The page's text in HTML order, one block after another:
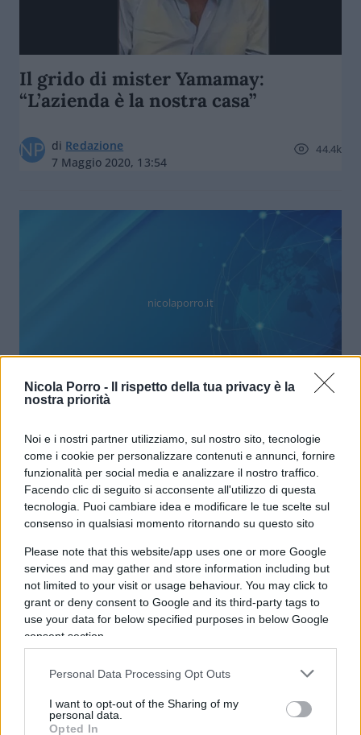
Nicola Porro -
Il rispetto della tua privacy è la
nostra priorità
Noi e i nostri partner utilizziamo, sul nostro sito, tecnologie
come i cookie per personalizzare contenuti e annunci, fornire
funzionalità per social media e analizzare il nostro traffico.
Facendo clic di seguito si acconsente all'utilizzo di questa
tecnologia. Puoi cambiare idea e modificare le tue scelte sul
consenso in qualsiasi momento ritornando su questo sito
Please note that this website/app uses one or more Google
services and may gather and store information including but
not limited to your visit or usage behaviour. You may click to
grant or deny consent to Google and its third-party tags to
use your data for below specified purposes in below Google
consent section.
Personal Data Processing Opt Outs
I want to opt-out of the Sharing of my
personal data.
Opted In
Il grido di mister Yamamay:
“L’azienda è la nostra casa”
di Redazione
7 Maggio 2020, 13:54
44.4k
nicolaporro.it
fare il governo
diRedazione
26 Aprile 2020, 20:27